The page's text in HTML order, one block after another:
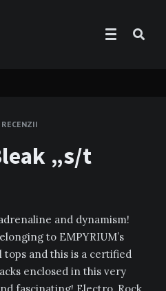
RECENZII
„s/t
and dynamism!
to EMPYRIUM’s
tops and this is a certified
enclosed in this very